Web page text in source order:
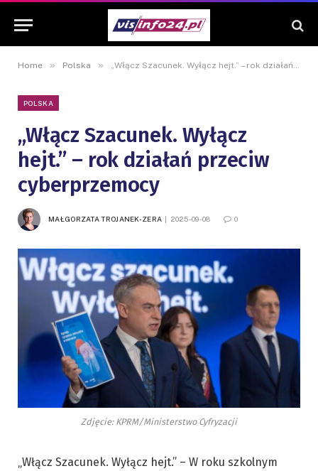
Home » Polska » „Włącz Szacunek. Wyłącz hejt.” – rok działań przeciw cyberprzemocy
POLSKA
„Włącz Szacunek. Wyłącz
hejt.” – rok działań przeciw
cyberprzemocy
MAŁGORZATA TROJANEK-ZERA 2025-09-08 0
Zdjęcie: KPRM/Ministerstwo Cyfryzacji
„Włącz Szacunek. Wyłącz hejt.” – W roku szkolnym